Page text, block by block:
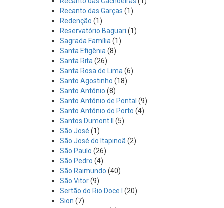
Recanto das Garças (1)
Redenção (1)
Reservatório Baguari (1)
Sagrada Família (1)
Santa Efigênia (8)
Santa Rita (26)
Santa Rosa de Lima (6)
Santo Agostinho (18)
Santo Antônio (8)
Santo Antônio de Pontal (9)
Santo Antônio do Porto (4)
Santos Dumont II
(5)
São José (1)
São José do Itapinoã (2)
São Paulo (26)
São Pedro (4)
São Raimundo (40)
São Vitor(9)
Sertão do Rio Doce I
(20)
Sion (7)